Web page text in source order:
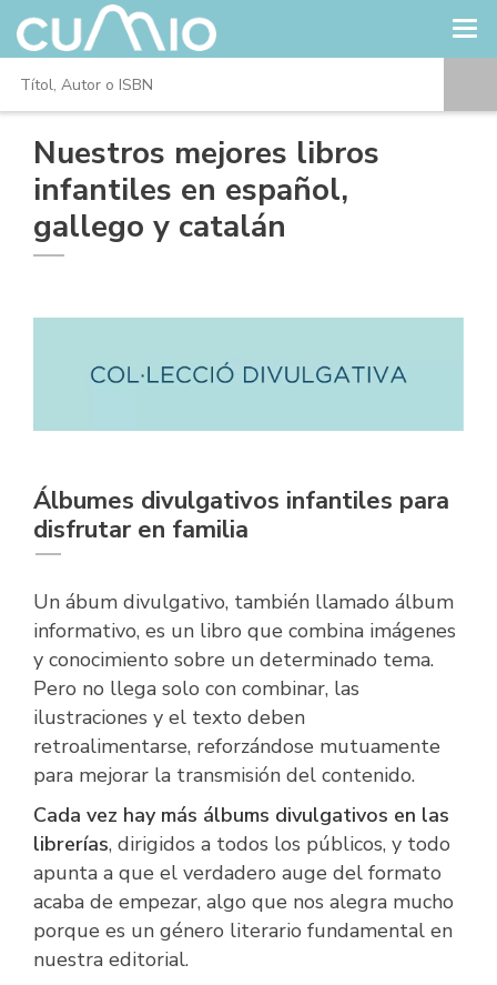
Nuestros mejores libros
infantiles en español,
gallego y catalán
Álbumes divulgativos infantiles para
disfrutar en familia
Un ábum divulgativo, también llamado álbum
informativo, es un libro que combina imágenes
y conocimiento sobre un determinado tema.
Pero no llega solo con combinar, las
ilustraciones y el texto deben
retroalimentarse, reforzándose mutuamente
para mejorar la transmisión del contenido.
Cada vez hay más álbums divulgativos en las
librerías, dirigidos a todos los públicos, y todo
apunta a que el verdadero auge del formato
acaba de empezar, algo que nos alegra mucho
porque es un género literario fundamental en
nuestra editorial.